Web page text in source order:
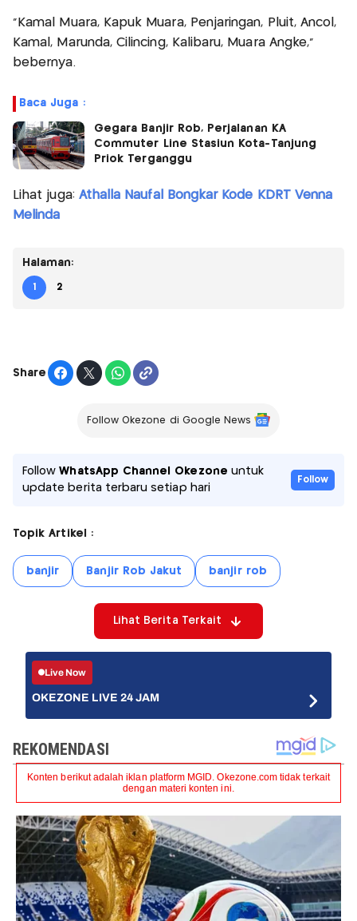
“Kamal Muara, Kapuk Muara, Penjaringan, Pluit, Ancol,
Kamal, Marunda, Cilincing, Kalibaru, Muara Angke,”
bebernya.
Baca Juga :
Gegara Banjir Rob, Perjalanan KA
Commuter Line Stasiun Kota-Tanjung
Priok Terganggu
Lihat juga: Athalla Naufal Bongkar Kode KDRT Venna
Melinda
Halaman:
1 2
Share
Follow Okezone di Google News
FollowWhatsApp Channel Okezone untuk
update berita terbaru setiap hari
Follow
Topik Artikel :
banjir Banjir Rob Jakut banjir rob
Lihat Berita Terkait
Live Now
OKEZONE LIVE 24 JAM